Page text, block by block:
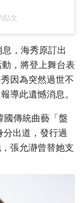
貼文
，海秀原訂出
，將登上舞台表
因為突然過世不
導此遺憾消息。
國傳統曲藝「盤
出道，發行過
張允瀞曾替她支